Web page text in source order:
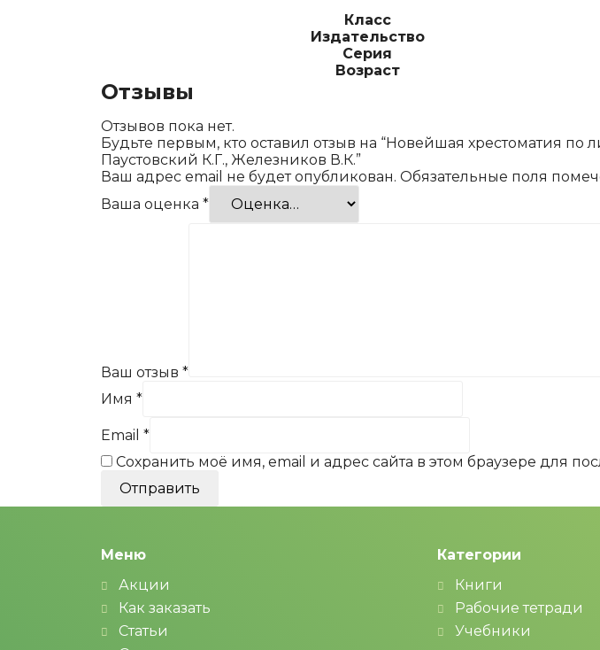
Класс
Издательство
Серия
Возраст
Отзывы
Отзывов пока нет.
Будьте первым, кто оставил отзыв на “Новейшая хрестоматия по
Паустовский К.Г., Железников В.К.”
Ваш адрес email не будет опубликован. Обязательные поля
Ваша оценка *
Ваш отзыв *
Имя *
Email *
Сохранить моё имя, email и адрес сайта в этом браузере для
Меню
Акции
Как заказать
Статьи
Категории
Книги
Рабочие тетради
Учебники